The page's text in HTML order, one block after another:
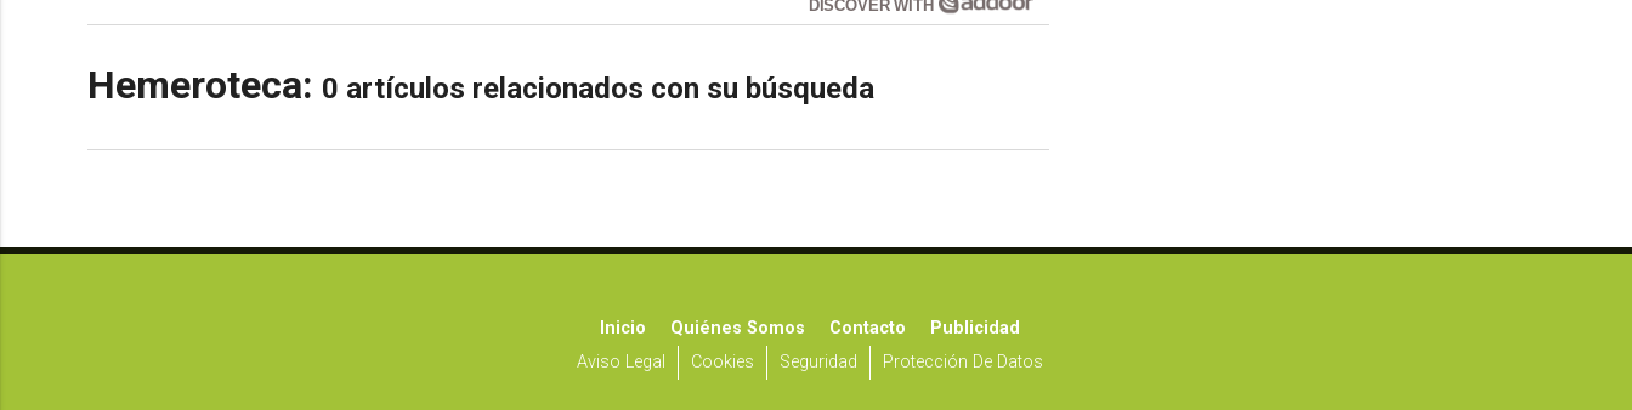
DISCOVER WITH
Hemeroteca: 0 artículos relacionados con su búsqueda
Inicio Quiénes Somos Contacto
Publicidad
Aviso Legal
Cookies Seguridad Protección De Datos